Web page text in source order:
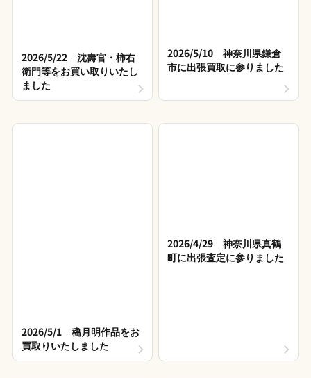
2026/5/22 沈壽官・柿右
衛門等をお買い取りいたし
ました
2026/5/10 神奈川県鎌倉
市に出張買取に参りました
2026/5/1 穐月明作品をお
買取りいたしました
2026/4/29 神奈川県真鶴
町に出張査定に参りました